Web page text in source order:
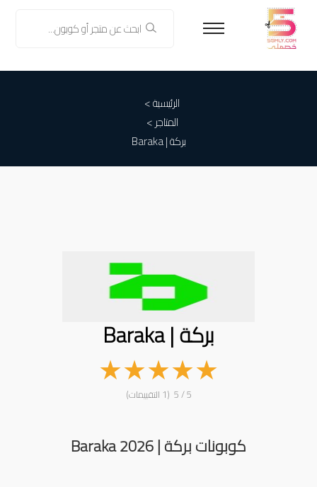
الرئيسية >
المتاجر >
بركة | Baraka
بركة | Baraka
★
★
★
★
★ 5 / 5 (1 التقييمات)
كوبونات بركة | Baraka 2026